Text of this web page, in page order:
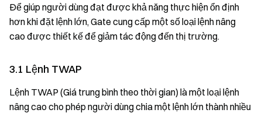
Để giúp người dùng đạt được khả năng thực hiện ổn định
hơn khi đặt lệnh lớn, Gate cung cấp một số loại lệnh nâng
cao được thiết kế để giảm tác động đến thị trường.
3.1 Lệnh TWAP
Lệnh TWAP (Giá trung bình theo thời gian) là một loại lệnh
nâng cao cho phép người dùng chia một lệnh lớn thành nhiều